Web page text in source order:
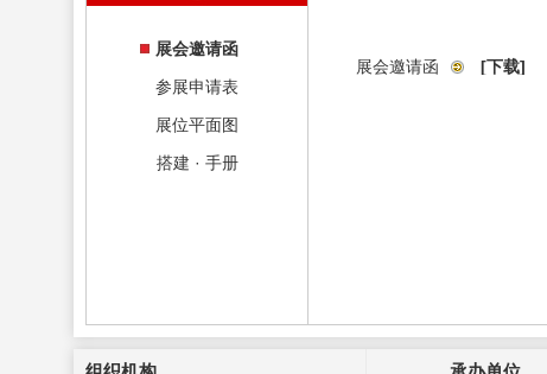
展会邀请函
参展申请表
展位平面图
搭建 · 手册
展会邀请函 [下载]